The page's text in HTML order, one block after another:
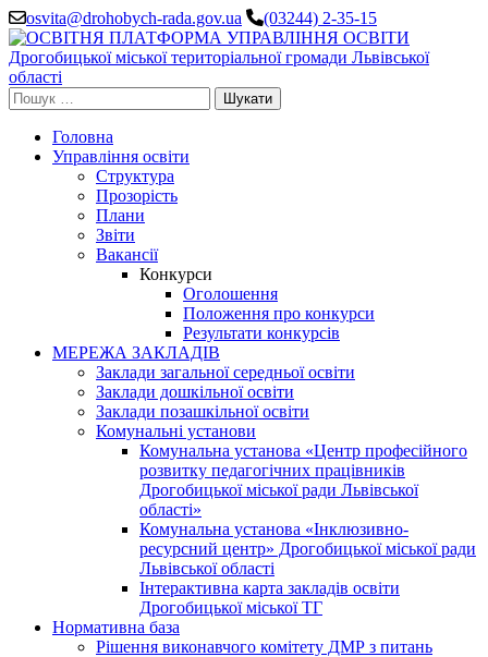
Перейти
до
вмісту
(натисніть
Enter)
osvita@drohobych-rada.gov.ua (03244) 2-35-15
Пошук:
Головна
Управління освіти
Структура
Прозорість
Плани
Звіти
Вакансії
Конкурси
Оголошення
Положення про конкурси
Результати конкурсів
МЕРЕЖА ЗАКЛАДІВ
Заклади загальної середньої освіти
Заклади дошкільної освіти
Заклади позашкільної освіти
Комунальні установи
Комунальна установа «Центр професійного
розвитку педагогічних працівників
Дрогобицької міської ради Львівської
області»
Комунальна установа «Інклюзивно-
ресурсний центр» Дрогобицької міської ради
Львівської області
Інтерактивна карта закладів освіти
Дрогобицької міської ТГ
Нормативна база
Рішення виконавчого комітету ДМР з питань